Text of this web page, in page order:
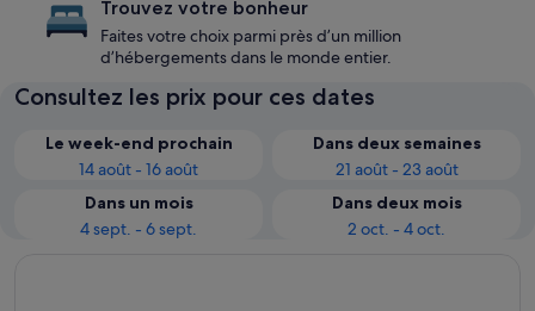
Trouvez votre bonheur
Faites votre choix parmi près d’un million
d’hébergements dans le monde entier.
Consultez les prix pour ces dates
Le week-end prochain
14 août - 16 août
Dans deux semaines
21 août - 23 août
Dans un mois
4 sept. - 6 sept.
Dans deux mois
2 oct. - 4 oct.